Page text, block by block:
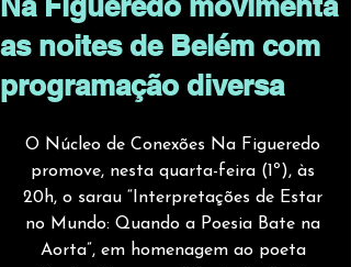
as noites de Belém com
programação diversa
O Núcleo de Conexões Na Figueredo
promove, nesta quarta-feira (1º), às
20h, o sarau “Interpretações de Estar
no Mundo: Quando a Poesia Bate na
Aorta”, em homenagem ao poeta